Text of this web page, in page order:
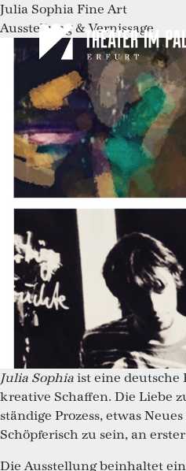
Julia Sophia Fine Art
Ausstellung & Vernissage
Julia Sophia ist eine
kreative Schaffen. Die Liebe
ständige Prozess, etwas
Schöpferisch zu sein, an
Die Ausstellung beinhaltet